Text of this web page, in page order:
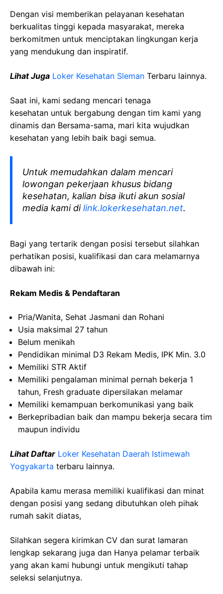
Dengan visi memberikan pelayanan kesehatan
berkualitas tinggi kepada masyarakat, mereka
berkomitmen untuk menciptakan lingkungan kerja
yang mendukung dan inspiratif.
Lihat Juga Loker Kesehatan Sleman Terbaru lainnya.
Saat ini, kami sedang mencari tenaga
kesehatan untuk bergabung dengan tim kami yang
dinamis dan Bersama-sama, mari kita wujudkan
kesehatan yang lebih baik bagi semua.
Untuk memudahkan dalam mencari
lowongan pekerjaan khusus bidang
kesehatan, kalian bisa ikuti akun sosial
media kami dilink.lokerkesehatan.net.
Bagi yang tertarik dengan posisi tersebut silahkan
perhatikan posisi, kualifikasi dan cara melamarnya
dibawah ini:
Rekam Medis & Pendaftaran
Pria/Wanita, Sehat Jasmani dan Rohani
Usia maksimal 27 tahun
Belum menikah
Pendidikan minimal D3 Rekam Medis, IPK Min. 3.0
Memiliki STR Aktif
Memiliki pengalaman minimal pernah bekerja 1
tahun, Fresh graduate dipersilakan melamar
Memiliki kemampuan berkomunikasi yang baik
Berkepribadian baik dan mampu bekerja secara tim
maupun individu
Lihat Daftar Loker Kesehatan Daerah Istimewah
Yogyakarta terbaru lainnya.
Apabila kamu merasa memiliki kualifikasi dan minat
dengan posisi yang sedang dibutuhkan oleh pihak
rumah sakit diatas,
Silahkan segera kirimkan CV dan surat lamaran
lengkap sekarang juga dan Hanya pelamar terbaik
yang akan kami hubungi untuk mengikuti tahap
seleksi selanjutnya.